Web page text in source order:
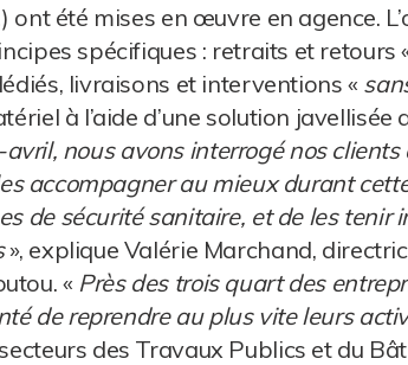
ont été mises en œuvre en agence.
spécifiques : retraits et retours
livraisons et interventions «
à l’aide d’une solution javellisée
nous avons interrogé nos clients
accompagner au mieux durant
de sécurité sanitaire, et de les tenir
», explique Valérie Marchand,
« Près des trois quart des
de reprendre au plus vite leurs
des Travaux Publics et du